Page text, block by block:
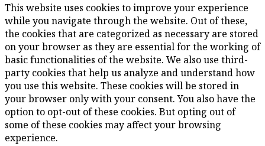
This website uses cookies to improve your experience
while you navigate through the website. Out of these,
the cookies that are categorized as necessary are stored
on your browser as they are essential for the working of
basic functionalities of the website. We also use third-
party cookies that help us analyze and understand how
you use this website. These cookies will be stored in
your browser only with your consent. You also have the
option to opt-out of these cookies. But opting out of
some of these cookies may affect your browsing
experience.